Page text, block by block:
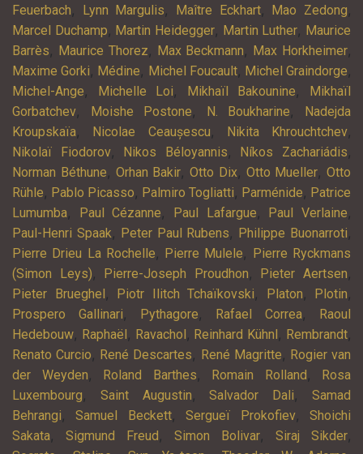
Feuerbach, Lynn Margulis, Maître Eckhart, Mao Zedong,
Marcel Duchamp, Martin Heidegger, Martin Luther, Maurice
Barrès, Maurice Thorez, Max Beckmann, Max Horkheimer,
Maxime Gorki, Médine, Michel Foucault, Michel Graindorge,
Michel-Ange, Michelle Loi, Mikhaïl Bakounine,
Mikhaïl
Gorbatchev, Moishe Postone, N. Boukharine,
Nadejda
Kroupskaïa, Nicolae Ceaușescu, Nikita Khrouchtchev,
Nikolaï Fiodorov, Nikos Béloyannis, Níkos Zachariádis,
Norman Béthune, Orhan Bakir, Otto Dix, Otto Mueller, Otto
Rühle, Pablo Picasso, Palmiro Togliatti, Parménide, Patrice
Lumumba, Paul Cézanne, Paul Lafargue, Paul Verlaine,
Paul-Henri Spaak, Peter Paul Rubens, Philippe Buonarroti,
Pierre Drieu La Rochelle, Pierre Mulele,
Pierre Ryckmans
(Simon Leys), Pierre-Joseph Proudhon, Pieter Aertsen,
Pieter Brueghel , Piotr Ilitch Tchaïkovski, Platon, Plotin,
Prospero Gallinari, Pythagore, Rafael Correa,
Raoul
Hedebouw, Raphaël , Ravachol , Reinhard Kühnl , Rembrandt,
Renato Curcio, René Descartes, René Magritte, Rogier van
der Weyden, Roland Barthes, Romain Rolland ,
Rosa
Luxembourg, Saint Augustin,Salvador Dali,Samad
Behrangi,Samuel Beckett,Sergueï Prokofiev,Shoichi
Sakata, Sigmund Freud , Simon Bolivar, Siraj Sikder,